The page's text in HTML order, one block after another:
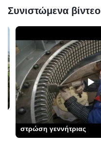
Συνιστώμενα βίντεο
στρώση γεννήτριας